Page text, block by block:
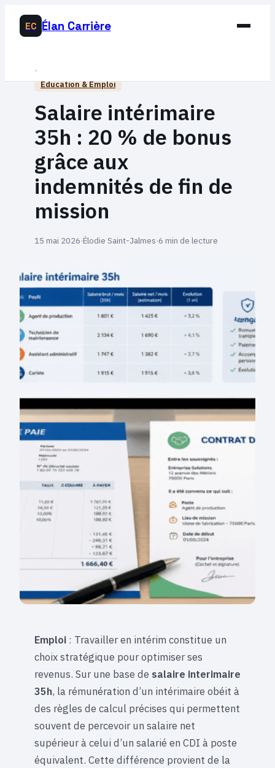
EC Élan Carrière
Business
Éducation & Emploi
Éducation & Emploi
Salaire intérimaire
35h : 20 % de bonus
grâce aux
indemnités de fin de
mission
15 mai 2026·Élodie Saint-Jalmes·6 min de lecture
Emploi : Travailler en intérim constitue un
choix stratégique pour optimiser ses
revenus. Sur une base de salaire interimaire
35h, la rémunération d’un intérimaire obéit à
des règles de calcul précises qui permettent
souvent de percevoir un salaire net
supérieur à celui d’un salarié en CDI à poste
équivalent. Cette différence provient de la